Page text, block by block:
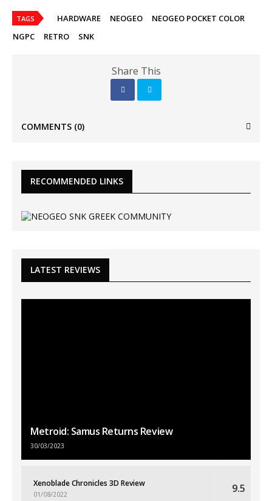
TAGS HARDWARE NEOGEO
NEOGEO POCKET COLOR
NGPC
RETRO SNK
Share This
COMMENTS (0)
RECOMMENDED LINKS
LATEST REVIEWS
Metroid: Samus Returns Review
30/03/2023
Xenoblade Chronicles 3D Review
01/08/2022 9.5